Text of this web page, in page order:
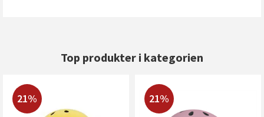
Top produkter i kategorien
21% 21%